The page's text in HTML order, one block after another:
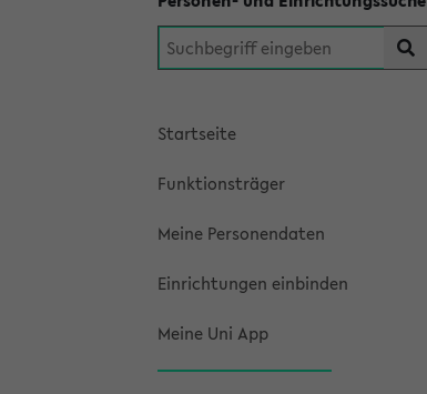
Startseite
Funktionsträger
Meine Personendaten
Einrichtungen einbinden
Meine Uni App